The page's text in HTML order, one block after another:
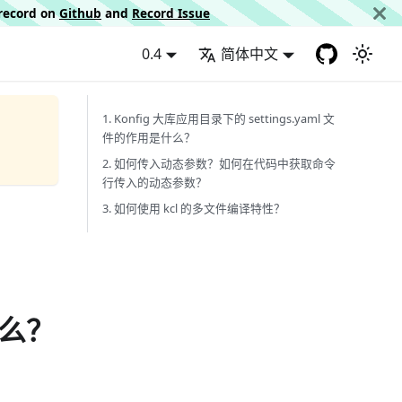
onGithub and Record Issue
0.4 简体中文
？
1. Konfig 大库应用目录下的 settings.yaml 文
件的作用是什么？
2. 如何传入动态参数？如何在代码中获取命令
行传入的动态参数？
3. 如何使用 kcl 的多文件编译特性？